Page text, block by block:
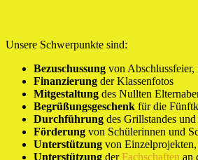
Unsere Schwerpunkte sind:
Bezuschussung von
Finanzierung der Klassenfotos
Mitgestaltung des Nullten
Begrüßungsgeschenk für die
Durchführung des Grillstandes
Förderung von Schülerinnen und
Unterstützung von
Unterstützung der Fachschaften an